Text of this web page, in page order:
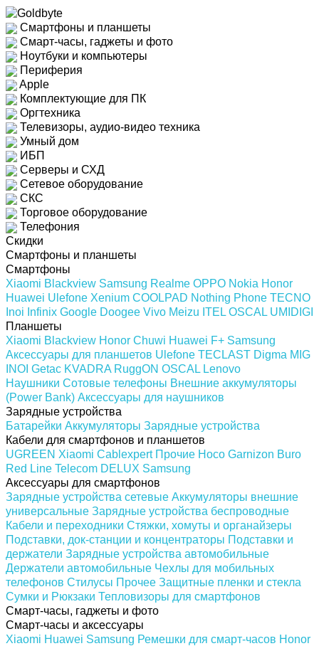
Смартфоны и планшеты
Смарт-часы, гаджеты и фото
Ноутбуки и компьютеры
Периферия
Apple
Комплектующие для ПК
Оргтехника
Телевизоры, аудио-видео техника
Умный дом
ИБП
Серверы и СХД
Сетевое оборудование
СКС
Торговое оборудование
Телефония
Скидки
Смартфоны и планшеты
Смартфоны
Xiaomi Blackview Samsung Realme OPPO Nokia Honor
Huawei Ulefone Xenium COOLPAD Nothing Phone TECNO
Inoi Infinix Google Doogee Vivo Meizu ITEL OSCAL UMIDIGI
Планшеты
Xiaomi Blackview Honor Chuwi Huawei F+ Samsung
Аксессуары для планшетов Ulefone TECLAST Digma MIG
INOI Getac KVADRA RuggON OSCAL Lenovo
Наушники Сотовые телефоны Внешние аккумуляторы
(Power Bank) Аксессуары для наушников
Зарядные устройства
Батарейки Аккумуляторы Зарядные устройства
Кабели для смартфонов и планшетов
UGREEN Xiaomi Cablexpert Прочие Hoco Garnizon Buro
Red Line Telecom DELUX Samsung
Аксессуары для смартфонов
Зарядные устройства сетевые Аккумуляторы внешние
универсальные Зарядные устройства беспроводные
Кабели и переходники Стяжки, хомуты и органайзеры
Подставки, док-станции и концентраторы Подставки и
держатели Зарядные устройства автомобильные
Держатели автомобильные Чехлы для мобильных
телефонов Стилусы Прочее Защитные пленки и стекла
Сумки и Рюкзаки Тепловизоры для смартфонов
Смарт-часы, гаджеты и фото
Смарт-часы и аксессуары
Xiaomi Huawei Samsung Ремешки для смарт-часов Honor